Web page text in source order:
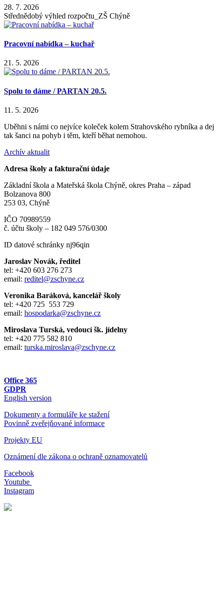
28. 7. 2026
Střednědobý výhled rozpočtu_ZŠ Chýně
Pracovní nabídka – kuchař
21. 5. 2026
Spolu to dáme / PARTAN 20.5.
11. 5. 2026
Uběhni s námi co nejvíce koleček kolem Strahovského rybníka a dej
tak šanci na pohyb i těm, kteří běhat nemohou.
Archív aktualit
Adresa školy a fakturační údaje
Základní škola a Mateřská škola Chýně, okres Praha – západ
Bolzanova 800
253 03, Chýně
IČO 70989559
č. účtu školy – 182 049 576/0300
ID datové schránky nj96qin
Jaroslav Novák, ředitel
tel: +420 603 276 273
email: reditel@zschyne.cz
Veronika Baráková, kancelář školy
tel: +420 725 553 729
email: hospodarka@zschyne.cz
Miroslava Turská, vedoucí šk. jídelny
tel: +420 775 582 810
email: turska.miroslava@zschyne.cz
Office 365
GDPR
English version
Dokumenty a formuláře ke stažení
Povinně zveřejňované informace
Projekty EU
Oznámení dle zákona o ochraně oznamovatelů
Facebook
Youtube
Instagram